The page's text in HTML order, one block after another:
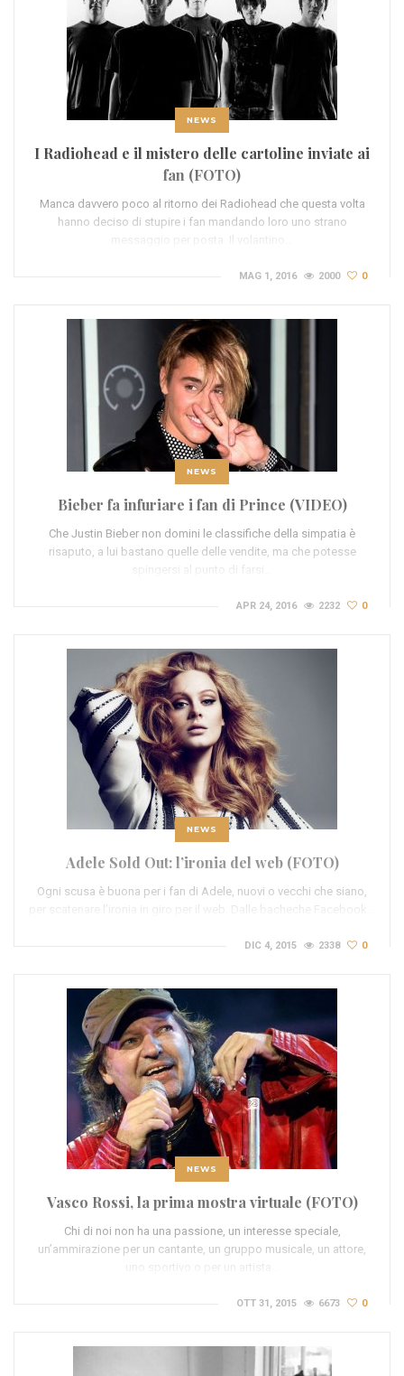
NEWS
I Radiohead e il mistero delle cartoline inviate ai
fan (FOTO)
Manca davvero poco al ritorno dei Radiohead che questa volta
hanno deciso di stupire i fan mandando loro uno strano
messaggio per posta. Il volantino…
MAG 1, 2016 2000 0
NEWS
Bieber fa infuriare i fan di Prince (VIDEO)
Che Justin Bieber non domini le classifiche della simpatia è
risaputo, a lui bastano quelle delle vendite, ma che potesse
spingersi al punto di farsi…
APR 24, 2016 2232 0
NEWS
Adele Sold Out: l’ironia del web (FOTO)
Ogni scusa è buona per i fan di Adele, nuovi o vecchi che siano,
per scatenare l’ironia in giro per il web. Dalle bacheche Facebook…
DIC 4, 2015 2338 0
NEWS
Vasco Rossi, la prima mostra virtuale (FOTO)
Chi di noi non ha una passione, un interesse speciale,
un’ammirazione per un cantante, un gruppo musicale, un attore,
uno sportivo o per un artista…
OTT 31, 2015 6673 0